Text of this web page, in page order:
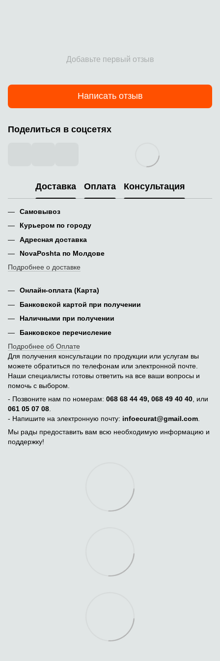
Добавьте первый отзыв
Написать отзыв
Поделиться в соцсетях
Доставка Оплата Консультация
Самовывоз
Курьером по городу
Адресная доставка
NovaPoshta по Молдове
Подробнее о доставке
Онлайн-оплата (Карта)
Банковской картой при получении
Наличными при получении
Банковское перечисление
Подробнее об Оплате
Для получения консультации по продукции или услугам вы
можете обратиться по телефонам или электронной почте.
Наши специалисты готовы ответить на все ваши вопросы и
помочь с выбором.
- Позвоните нам по номерам: 068 68 44 49, 068 49 40 40 , или
061 05 07 08
- Напишите на электронную почту: infoecurat@gmail.com
Мы рады предоставить вам всю необходимую информацию и
поддержку!